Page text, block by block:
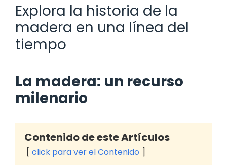
Explora la historia de la
madera en una línea del
tiempo
La madera: un recurso
milenario
Contenido de este Artículos
click para ver el Contenido